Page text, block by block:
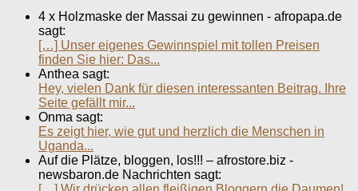
4 x Holzmaske der Massai zu gewinnen - afropapa.de
sagt:
[…] Unser eigenes Gewinnspiel mit tollen Preisen
finden Sie hier: Das...
Anthea sagt:
Hey, vielen Dank für diesen interessanten Beitrag. Ihre
Seite gefällt mir...
Onma sagt:
Es zeigt hier, wie gut und herzlich die Menschen in
Uganda...
Auf die Plätze, bloggen, los!!! – afrostore.biz -
newsbaron.de Nachrichten sagt: